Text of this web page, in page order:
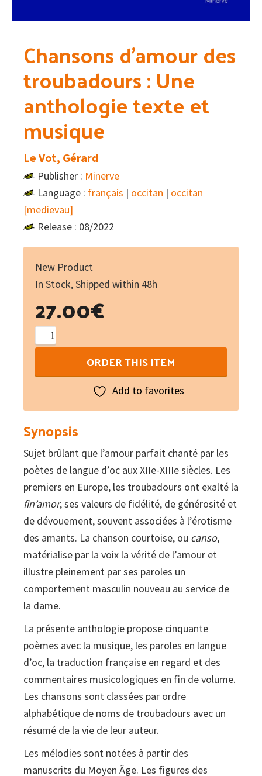
Chansons d’amour des
troubadours : Une
anthologie texte et
musique
Le Vot, Gérard
Publisher : Minerve
Language : français | occitan | occitan
[medievau]
Release : 08/2022
New Product
In Stock, Shipped within 48h
27.00€
Chansons
d'amour
anthologie
texte
et
musique
quantity
ORDER THIS ITEM
Add to favorites
Synopsis
Sujet brûlant que l’amour parfait chanté par les
poètes de langue d’oc aux XIIe-XIIIe siècles. Les
premiers en Europe, les troubadours ont exalté la
fin’amor, ses valeurs de fidélité, de générosité et
de dévouement, souvent associées à l’érotisme
des amants. La chanson courtoise, ou canso,
matérialise par la voix la vérité de l’amour et
illustre pleinement par ses paroles un
comportement masculin nouveau au service de
la dame.
La présente anthologie propose cinquante
poèmes avec la musique, les paroles en langue
d’oc, la traduction française en regard et des
commentaires musicologiques en fin de volume.
Les chansons sont classées par ordre
alphabétique de noms de troubadours avec un
résumé de la vie de leur auteur.
Les mélodies sont notées à partir des
manuscrits du Moyen Âge. Les figures des